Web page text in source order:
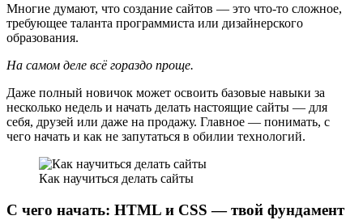
Многие думают, что создание сайтов — это что-то сложное,
требующее таланта программиста или дизайнерского
образования.
На самом деле всё гораздо проще.
Даже полный новичок может освоить базовые навыки за
несколько недель и начать делать настоящие сайты — для
себя, друзей или даже на продажу. Главное — понимать, с
чего начать и как не запутаться в обилии технологий.
Как научиться делать сайты
С чего начать: HTML и CSS — твой фундамент